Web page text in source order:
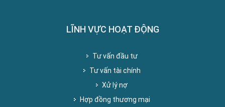
LĨNH VỰC HOẠT ĐỘNG
Tư vấn đầu tư
Tư vấn tài chính
Xử lý nợ
Hợp đồng thương mại